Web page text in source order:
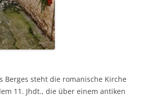
Berges steht die romanische Kirche
11. Jhdt., die über einem antiken